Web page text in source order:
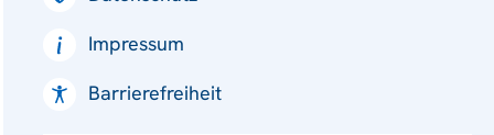
Impressum
Barrierefreiheit